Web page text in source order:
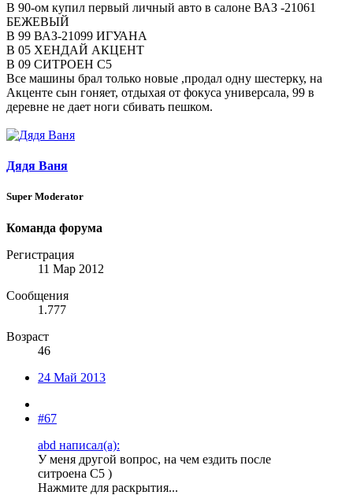
В 90-ом купил первый личный авто в салоне ВАЗ -21061
БЕЖЕВЫЙ
В 99 ВАЗ-21099 ИГУАНА
В 05 ХЕНДАЙ АКЦЕНТ
В 09 СИТРОЕН С5
Все машины брал только новые ,продал одну шестерку, на
Акценте сын гоняет, отдыхая от фокуса универсала, 99 в
деревне не дает ноги сбивать пешком.
Дядя Ваня
Super Moderator
Команда форума
Регистрация
11 Мар 2012
Сообщения
1.777
Возраст
46
24 Май 2013
#67
abd написал(а):
У меня другой вопрос, на чем ездить после
ситроена С5 )
Нажмите для раскрытия...